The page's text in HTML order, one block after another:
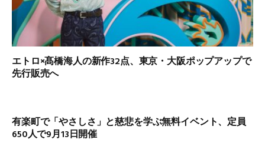
エトロ×髙橋海人の新作32点、東京・大阪ポップアップで
先行販売へ
有楽町で「やさしさ」と慈悲を学ぶ無料イベント、定員
650人で9月13日開催